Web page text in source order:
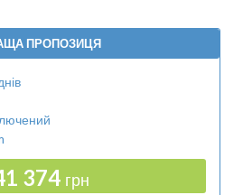
ПРОПОЗИЦЯ
374 грн